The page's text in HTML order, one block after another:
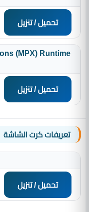
تحميل / تنزيل
(MPX) Runtime
تحميل / تنزيل
تعريفات كرت الشاشة
تحميل / تنزيل